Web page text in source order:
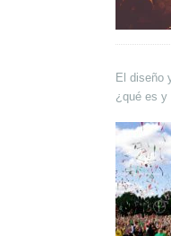
El diseño
¿qué es y